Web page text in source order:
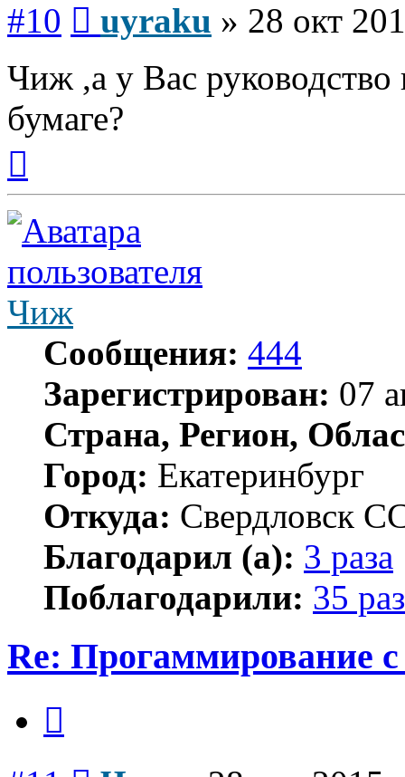
#10 uyraku » 28 окт
Чиж ,а у Вас руководство
бумаге?
началу
Чиж
Сообщения: 444
Зарегистрирован: 07
Страна, Регион,
Город: Екатеринбург
Откуда: Свердловск
Благодарил (а): 3 раза
Поблагодарили: 35 раз
Re: Прогаммирование с